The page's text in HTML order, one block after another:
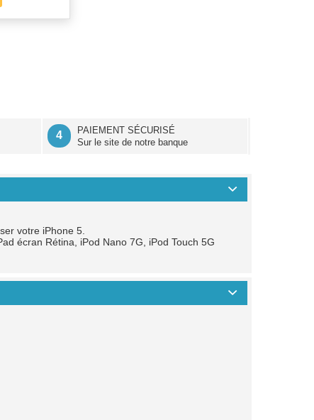
4
PAIEMENT SÉCURISÉ
Sur le site de notre banque
votre iPhone 5.
écran Rétina, iPod Nano 7G, iPod Touch 5G